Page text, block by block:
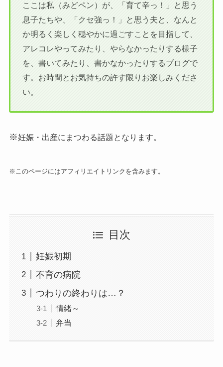
ここは私（みどペン）が、「育て辛っ！」と思う
息子たちや、「クセ強っ！」と思う夫と、なんと
か明るく楽しく穏やかに過ごすことを目指して、
アレコレやってみたり、やらなかったりする様子
を、書いてみたり、書かなかったりするブログで
す。お時間とお気持ちの許す限りお楽しみくださ
い。
※妊娠・出産にまつわる話題となります。
※このページにはアフィリエイトリンクを含みます。
目次
妊娠初期
不育の病院
つわりの終わりは…？
情緒～
弁当